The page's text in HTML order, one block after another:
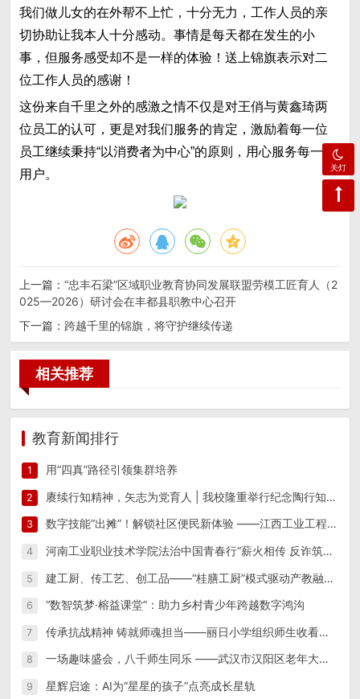
我们做儿女的在外帮不上忙，十分无力，工作人员的亲
切协助让我本人十分感动。事情是每天都在发生的小
事，但服务感受却不是一样的体验！送上锦旗表示对二
位工作人员的感谢！
这份来自千里之外的感激之情不仅是对王俏与黄鑫琦两
位员工的认可，更是对我们服务的肯定，激励着每一位
员工继续秉持“以消费者为中心”的原则，用心服务每一位
用户。
上一篇：“忠丰石梁”区域职业教育协同发展联盟劳模工匠育人（2
025—2026）研讨会在丰都县职教中心召开
下一篇：跨越千里的锦旗，将守护继续传递
相关推荐
教育新闻排行
1 用“四真”路径引领集群培养
2 赓续行知精神，矢志为党育人 | 我校隆重举行纪念陶行知先生逝世八十周年活动
3 数字技能“出摊”！解锁社区便民新体验 ——江西工业工程职业技术学院信息工程学院“星火筑梦”实践团 一站式便民志愿服务
4 河南工业职业技术学院法治中国青春行“薪火相传 反诈筑防”实践团开展反诈宣传教育系列活动
5 建工厨、传工艺、创工品——“桂膳工厨”模式驱动产教融合创新实践
6 “数智筑梦·榕益课堂”：助力乡村青少年跨越数字鸿沟
7 传承抗战精神 铸就师魂担当——丽日小学组织师生收看纪念中国人民抗日战争暨世界反法西斯战争胜利80周年阅兵仪式
8 一场趣味盛会，八千师生同乐 ——武汉市汉阳区老年大学隆重举办第15届趣味运动会
9 星辉启途：AI为“星星的孩子”点亮成长星轨
关灯